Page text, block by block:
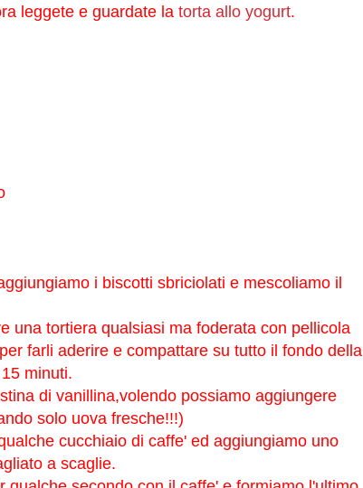
leggete e guardate la torta allo yogurt.
i biscotti sbriciolati e mescoliamo il
una tortiera qualsiasi ma foderata con pellicola
farli aderire e compattare su tutto il fondo della
minuti.
di vanillina,volendo possiamo aggiungere
solo uova fresche!!!)
cucchiaio di caffe' ed aggiungiamo uno
a scaglie.